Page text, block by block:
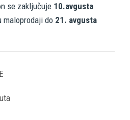
se zaključuje 10.avgusta
maloprodaji do 21. avgusta